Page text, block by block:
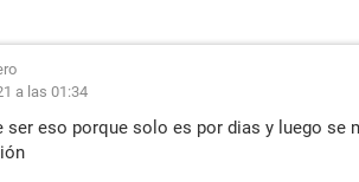
a las 01:34
ser eso porque solo es por dias y luego se